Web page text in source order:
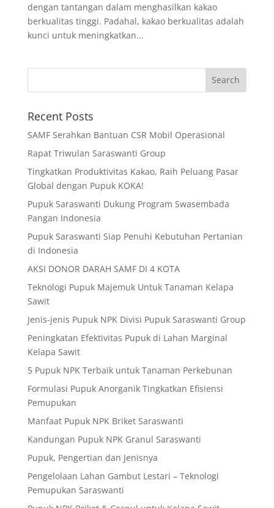
dengan tantangan dalam menghasilkan kakao
berkualitas tinggi. Padahal, kakao berkualitas adalah
kunci untuk meningkatkan...
Recent Posts
SAMF Serahkan Bantuan CSR Mobil Operasional
Rapat Triwulan Saraswanti Group
Tingkatkan Produktivitas Kakao, Raih Peluang Pasar
Global dengan Pupuk KOKA!
Pupuk Saraswanti Dukung Program Swasembada
Pangan Indonesia
Pupuk Saraswanti Siap Penuhi Kebutuhan Pertanian
di Indonesia
AKSI DONOR DARAH SAMF DI 4 KOTA
Teknologi Pupuk Majemuk Untuk Tanaman Kelapa
Sawit
Jenis-jenis Pupuk NPK Divisi Pupuk Saraswanti Group
Peningkatan Efektivitas Pupuk di Lahan Marginal
Kelapa Sawit
5 Pupuk NPK Terbaik untuk Tanaman Perkebunan
Formulasi Pupuk Anorganik Tingkatkan Efisiensi
Pemupukan
Manfaat Pupuk NPK Briket Saraswanti
Kandungan Pupuk NPK Granul Saraswanti
Pupuk, Pengertian dan Jenisnya
Pengelolaan Lahan Gambut Lestari – Teknologi
Pemupukan Saraswanti